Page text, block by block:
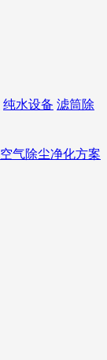
纯水设备 滤筒除
空气除尘净化方案